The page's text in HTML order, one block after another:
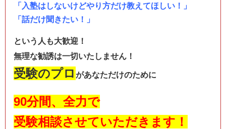
「入塾はしないけどやり方だけ教えてほしい！」
「話だけ聞きたい！」
という人も大歓迎 ！
無理な勧誘は一切いたしません！
受験のプロ があなただけのために
90分間、全力で
受験相談させていただきます！